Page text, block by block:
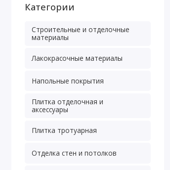
Категории
Строительные и отделочные
материалы
Лакокрасочные материалы
Напольные покрытия
Плитка отделочная и
аксессуары
Плитка тротуарная
Отделка стен и потолков